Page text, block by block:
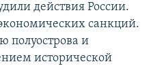
действия России.
санкций.
полуострова и
исторической